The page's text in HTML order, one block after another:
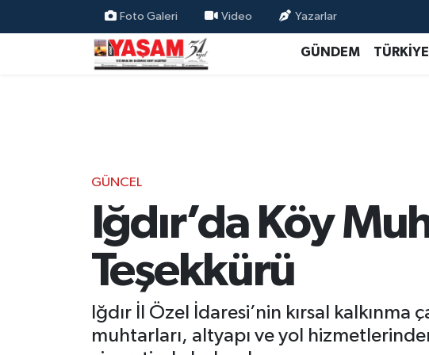
Foto Galeri Video Yazarlar
GÜNDEM TÜRKİYE
GÜNCEL
Iğdır’da Köy
Teşekkürü
Iğdır İl Özel İdaresi’nin kırsal kalkınma
muhtarları, altyapı ve yol